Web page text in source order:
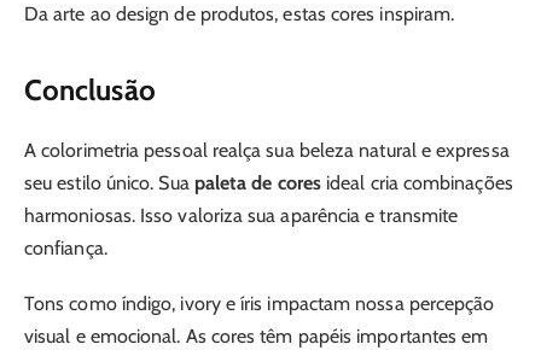
Da arte ao design de produtos, estas cores inspiram.
Conclusão
A colorimetria pessoal realça sua beleza natural e expressa
seu estilo único. Sua paleta de coresideal cria combinações
harmoniosas. Isso valoriza sua aparência e transmite
confiança.
Tons como índigo, ivory e íris impactam nossa percepção
visual e emocional. As cores têm papéis importantes em